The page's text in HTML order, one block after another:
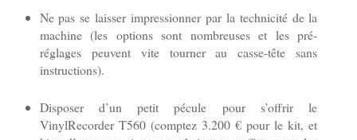
Ne pas se laisser impressionner par la technicité de la
machine (les options sont nombreuses et les pré-
réglages peuvent vite tourner au casse-tête sans
instructions).
Disposer d’un petit pécule pour s’offrir le
VinylRecorder T560 (comptez 3.200 € pour le kit, et